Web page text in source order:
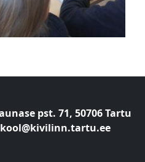
pst. 71, 50706 Tartu
kool@kivilinn.tartu.ee